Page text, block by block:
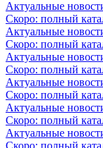
Актуальные
Скоро: полный
Актуальные
Скоро: полный
Актуальные
Скоро: полный
Актуальные
Скоро: полный
Актуальные
Скоро: полный
Актуальные
Скоро: полный